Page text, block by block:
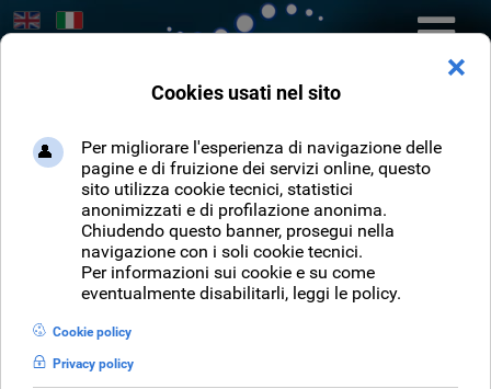
Seleziona la tua lingua
CERCA
Home NEWS Archivio Notizie
Archivio Notizie
In questa sezione sono riportate le notizie correlate